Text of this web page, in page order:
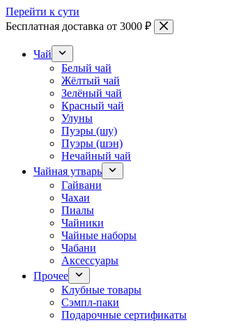
Перейти к сути
Бесплатная доставка от 3000 ₽
Чай
Белый чай
Жёлтый чай
Зелёный чай
Красный чай
Улуны
Пуэры (шу)
Пуэры (шэн)
Нечайный чай
Чайная утварь
Гайвани
Чахаи
Пиалы
Чайники
Чайные наборы
Чабани
Аксессуары
Прочее
Клубные товары
Сэмпл-паки
Подарочные сертификаты